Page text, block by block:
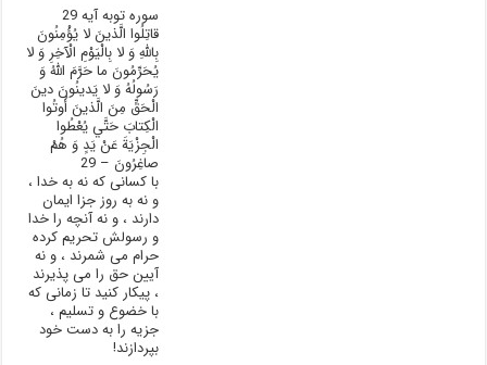
سوره توبه آیه 29
قاتِلُوا الَّذينَ لا يُؤْمِنُونَ
بِاللَّهِ وَ لا بِالْيَوْمِ الْآخِرِ وَ لا
يُحَرِّمُونَ ما حَرَّمَ اللَّهُ وَ
رَسُولُهُ وَ لا يَدينُونَ دينَ
الْحَقِّ مِنَ الَّذينَ أُوتُوا
الْکِتابَ حَتَّي يُعْطُوا
الْجِزْيَةَ عَنْ يَدٍ وَ هُمْ
صاغِرُونَ – 29
با کسانی که نه به خدا ،
و نه به روز جزا ایمان
دارند ، و نه آنچه را خدا
و رسولش تحریم کرده
حرام می شمرند ، و نه
آیین حق را می پذیرند
، پیکار کنید تا زمانی که
با خضوع و تسلیم ،
جزیه را به دست خود
بپردازند!